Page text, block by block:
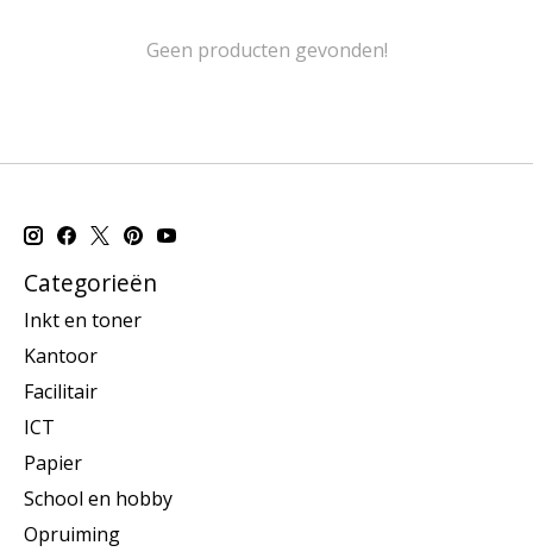
Geen producten gevonden!
Categorieën
Inkt en toner
Kantoor
Facilitair
ICT
Papier
School en hobby
Opruiming